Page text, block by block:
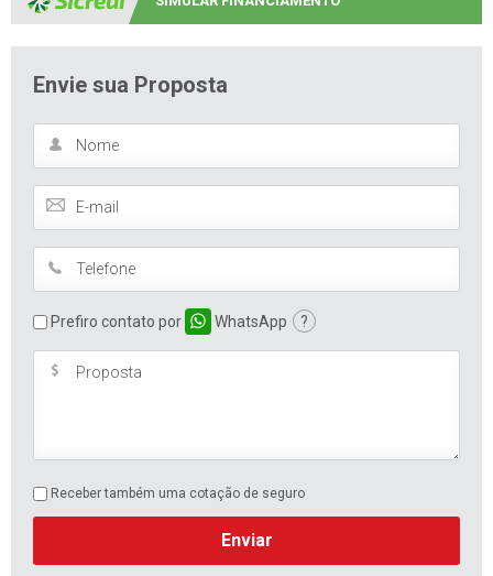
Envie sua Proposta
Prefiro contato por WhatsApp ?
Receber também uma cotação de seguro
Enviar